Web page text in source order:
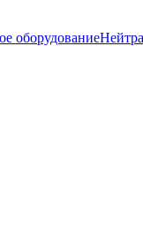
оборудование